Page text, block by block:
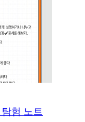
험 노트